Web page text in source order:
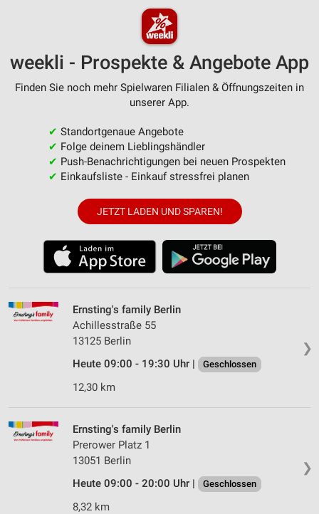
weekli - Prospekte & Angebote App
Finden Sie noch mehr Spielwaren Filialen & Öffnungszeiten in
unserer App.
✔ Standortgenaue Angebote
✔ Folge deinem Lieblingshändler
✔ Push-Benachrichtigungen bei neuen Prospekten
✔ Einkaufsliste - Einkauf stressfrei planen
JETZT LADEN UND SPAREN!
❯
Ernsting's family Berlin
Achillesstraße 55
13125 Berlin
Heute 09:00 - 19:30 Uhr |
Geschlossen
12,30 km
❯
Ernsting's family Berlin
Prerower Platz 1
13051 Berlin
Heute 09:00 - 20:00 Uhr |
Geschlossen
8,32 km